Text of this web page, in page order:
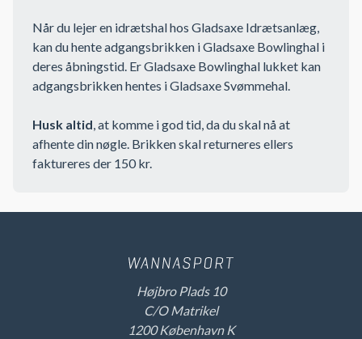
Når du lejer en idrætshal hos Gladsaxe Idrætsanlæg,
kan du hente adgangsbrikken i Gladsaxe Bowlinghal i
deres åbningstid. Er Gladsaxe Bowlinghal lukket kan
adgangsbrikken hentes i Gladsaxe Svømmehal.
Husk altid, at komme i god tid, da du skal nå at
afhente din nøgle. Brikken skal returneres ellers
faktureres der 150 kr.
Højbro Plads 10
C/O Matrikel
1200 København K